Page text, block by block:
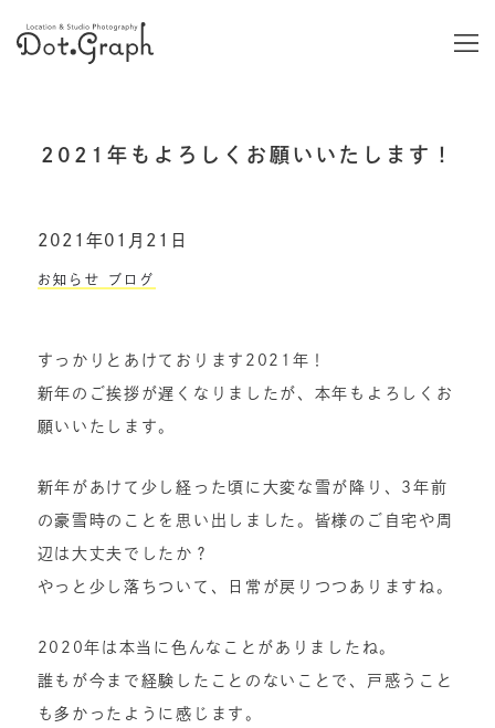
2021年もよろしくお願いいたします！
2021年01月21日
お知らせ ブログ
すっかりとあけております2021年！
新年のご挨拶が遅くなりましたが、本年もよろしくお
願いいたします。
新年があけて少し経った頃に大変な雪が降り、3年前
の豪雪時のことを思い出しました。皆様のご自宅や周
辺は大丈夫でしたか？
やっと少し落ちついて、日常が戻りつつありますね。
2020年は本当に色んなことがありましたね。
誰もが今まで経験したことのないことで、戸惑うこと
も多かったように感じます。